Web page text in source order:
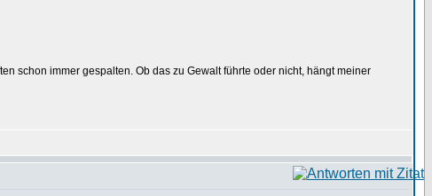
schon immer gespalten. Ob das zu Gewalt führte oder nicht, hängt meiner